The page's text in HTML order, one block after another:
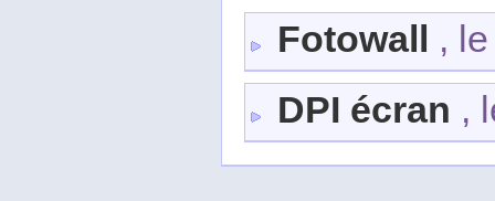
Fotowall ,
DPI écran ,